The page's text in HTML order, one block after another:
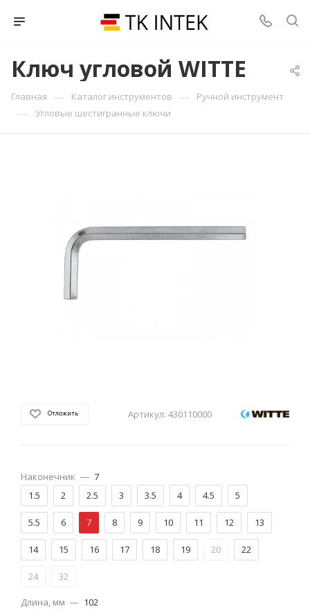
Ключ угловой WITTE
Главная — Каталог инструментов — Ручной инструмент
— Угловые шестигранные ключи
Отложить Артикул: 430110000
Наконечник — 7
1.5
2 2.5 3 3.5 4 4.5 5
5.5 6 7 8 9 10 11 12 13
14 15 16 17 18 19 20 22
24 32
Длина, мм — 102